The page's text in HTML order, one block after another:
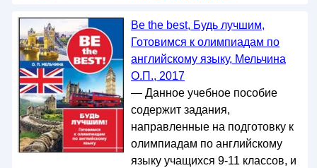
Be the best, Будь лучшим,
Готовимся к олимпиадам по
английскому языку, Мельчина
О.П., 2017
— Данное учебное пособие
содержит задания,
направленные на подготовку к
олимпиадам по английскому
языку учащихся 9-11 классов, и